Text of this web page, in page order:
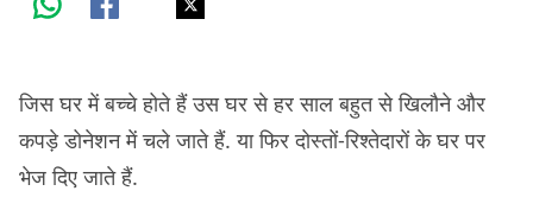
जिस घर में बच्चे होते हैं उस घर से हर साल बहुत से खिलौने और
कपड़े डोनेशन में चले जाते हैं. या फिर दोस्तों-रिश्तेदारों के घर पर
भेज दिए जाते हैं.